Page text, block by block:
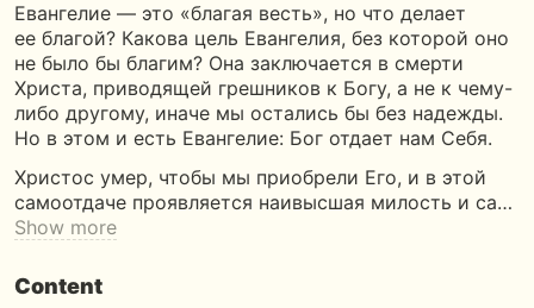
Евангелие — это «благая весть», но что делает
ее благой? Какова цель Евангелия, без которой оно
не было бы благим? Она заключается в смерти
Христа, приводящей грешников к Богу, а не к чему-
либо другому, иначе мы остались бы без надежды.
Но в этом и есть Евангелие: Бог отдает нам Себя.
Христос умер, чтобы мы приобрели Его, и в этой
самоотдаче проявляется наивысшая милость и са…
Show more
Content